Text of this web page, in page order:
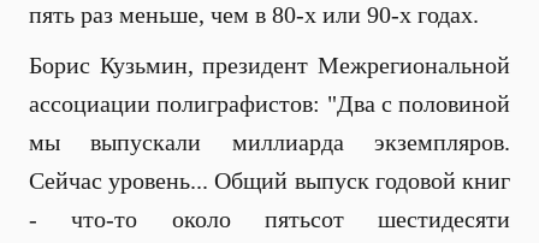
пять раз меньше, чем в 80-х или 90-х годах.
Борис Кузьмин, президент Межрегиональной
ассоциации полиграфистов: "Два с половиной
мы выпускали миллиарда экземпляров.
Сейчас уровень... Общий выпуск годовой книг
- что-то около пятьсот шестидесяти